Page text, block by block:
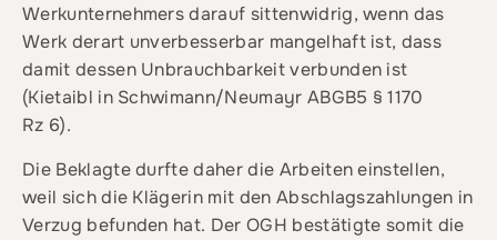
Werkunternehmers darauf sittenwidrig, wenn das
Werk derart unverbesserbar mangelhaft ist, dass
damit dessen Unbrauchbarkeit verbunden ist
(Kietaibl in Schwimann/Neumayr ABGB5 § 1170
Rz 6).
Die Beklagte durfte daher die Arbeiten einstellen,
weil sich die Klägerin mit den Abschlagszahlungen in
Verzug befunden hat. Der OGH bestätigte somit die